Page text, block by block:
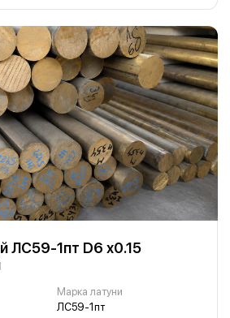
ЛС59-1пт D6 х0.15
Марка латуни
ЛС59-1пт